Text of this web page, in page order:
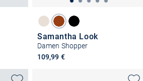
Samantha Look
Damen Shopper
109,99 €